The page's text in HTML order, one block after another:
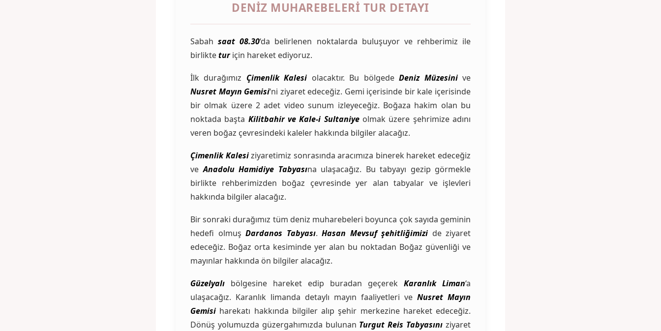
DENIZ MUHAREBELERI TUR DETAYI
Sabahsaat 08.30‘da belirlenen noktalarda buluşuyor ve rehberimiz ile
birliktetur için hareket ediyoruz.
İlk durağımız Çimenlik Kalesi olacaktır. Bu bölgedeDeniz Müzesini ve
Nusret Mayın Gemisi‘ni ziyaret edeceğiz. Gemi içerisinde bir kale içerisinde
bir olmak üzere 2 adet video sunum izleyeceğiz. Boğaza hakim olan bu
noktada başta Kilitbahir ve Kale-i Sultaniyeolmak üzere şehrimize adını
veren boğaz çevresindeki kaleler hakkında bilgiler alacağız.
Çimenlik Kalesiziyaretimiz sonrasında aracımıza binerek hareket edeceğiz
veAnadolu Hamidiye Tabyasına ulaşacağız. Bu tabyayı gezip görmekle
birlikte rehberimizden boğaz çevresinde yer alan tabyalar ve işlevleri
hakkında bilgiler alacağız.
Bir sonraki durağımız tüm deniz muharebeleri boyunca çok sayıda geminin
hedefi olmuş Dardanos Tabyası. Hasan Mevsuf şehitliğimizi de ziyaret
edeceğiz. Boğaz orta kesiminde yer alan bu noktadan Boğaz güvenliği ve
mayınlar hakkında ön bilgiler alacağız.
Güzelyalı bölgesine hareket edip buradan geçerek Karanlık Liman‘a
ulaşacağız. Karanlık limanda detaylı mayın faaliyetleri ve Nusret Mayın
Gemisi harekatı hakkında bilgiler alıp şehir merkezine hareket edeceğiz.
Dönüş yolumuzda güzergahımızda bulunan Turgut Reis Tabyasını ziyaret